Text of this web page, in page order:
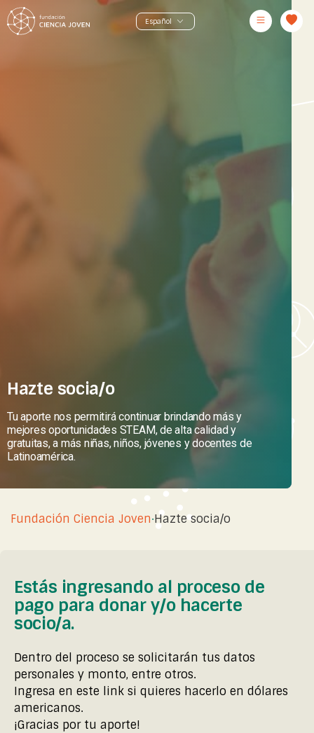
Hazte socia/o
Tu aporte nos permitirá continuar brindando más y
mejores oportunidades STEAM, de alta calidad y
gratuitas, a más niñas, niños, jóvenes y docentes de
Latinoamérica.
Fundación Ciencia Joven·Hazte socia/o
Estás ingresando al proceso de
pago para donar y/o hacerte
socio/a.
Dentro del proceso se solicitarán tus datos
personales y monto, entre otros.
Ingresa en este link si quieres hacerlo en dólares
americanos.
¡Gracias por tu aporte!